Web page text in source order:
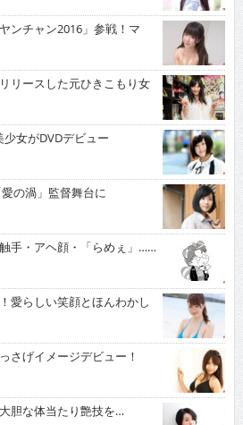
ンチャン2016」参戦！マ
リースした元ひきこもり女
女がDVDデビュー
の渦」監督舞台に
手・アヘ顔・「らめぇ」……
愛らしい笑顔とほんわかし
げイメージデビュー！
胆な体当たり艶技を…